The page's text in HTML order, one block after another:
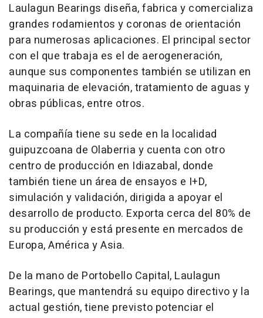
Laulagun Bearings diseña, fabrica y comercializa
grandes rodamientos y coronas de orientación
para numerosas aplicaciones. El principal sector
con el que trabaja es el de aerogeneración,
aunque sus componentes también se utilizan en
maquinaria de elevación, tratamiento de aguas y
obras públicas, entre otros.
La compañía tiene su sede en la localidad
guipuzcoana de Olaberria y cuenta con otro
centro de producción en Idiazabal, donde
también tiene un área de ensayos e I+D,
simulación y validación, dirigida a apoyar el
desarrollo de producto. Exporta cerca del 80% de
su producción y está presente en mercados de
Europa, América y Asia.
De la mano de Portobello Capital, Laulagun
Bearings, que mantendrá su equipo directivo y la
actual gestión, tiene previsto potenciar el